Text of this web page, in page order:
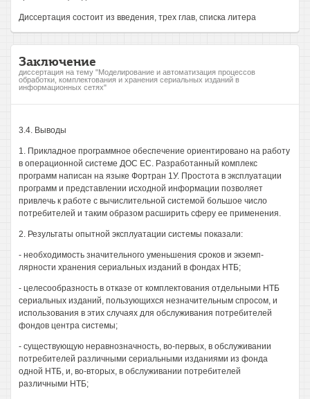
Диссертация состоит из введения, трех глав, списка литера
Заключение
диссертация на тему "Моделирование и автоматизация процессов
обработки, комплектования и хранения сериальных изданий в
информационных сетях"
3.4. Выводы
1. Прикладное программное обеспечение ориентировано на работу
в операционной системе ДОС ЕС. Разработанный комплекс
программ написан на языке Фортран 1У. Простота в эксплуатации
программ и представлении исходной информации позволяет
привлечь к работе с вычислительной системой большое число
потребителей и таким образом расширить сферу ее применения.
2. Результаты опытной эксплуатации системы показали:
- необходимость значительного уменьшения сроков и экземп-
лярности хранения сериальных изданий в фондах НТБ;
- целесообразность в отказе от комплектования отдельными НТБ
сериальных изданий, пользующихся незначительным спросом, и
использования в этих случаях для обслуживания потребителей
фондов центра системы;
- существующую неравнозначность, во-первых, в обслуживании
потребителей различными сериальными изданиями из фонда
одной НТБ, и, во-вторых, в обслуживании потребителей
различными НТБ;